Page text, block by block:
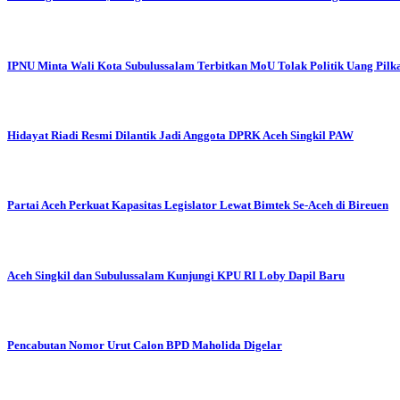
IPNU Minta Wali Kota Subulussalam Terbitkan MoU Tolak Politik Uang
Hidayat Riadi Resmi Dilantik Jadi Anggota DPRK Aceh Singkil PAW
Partai Aceh Perkuat Kapasitas Legislator Lewat Bimtek Se-Aceh di Bireuen
Aceh Singkil dan Subulussalam Kunjungi KPU RI Loby Dapil Baru
Pencabutan Nomor Urut Calon BPD Maholida Digelar